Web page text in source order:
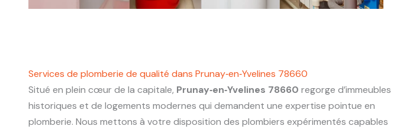
Services de plomberie de qualité dans Prunay‑en‑Yvelines 78660
Situé en plein cœur de la capitale, Prunay‑en‑Yvelines 78660 regorge d’immeubles
historiques et de logements modernes qui demandent une expertise pointue en
plomberie. Nous mettons à votre disposition des plombiers expérimentés capables